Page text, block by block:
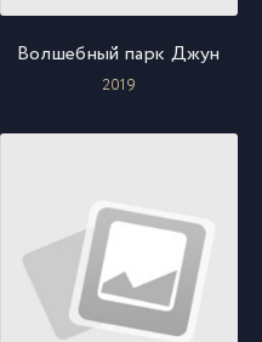
Волшебный парк Джун
2019